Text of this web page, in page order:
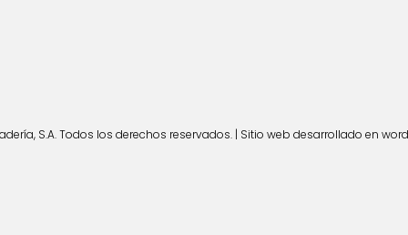
S.A. Todos los derechos reservados. | Sitio web desarrollado en